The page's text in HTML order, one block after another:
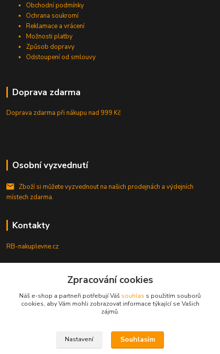
Obchodní podmínky
Ochrana soukromí
Reklamace a vrácení
Možnosti platby
Způsob dopravy
Odstoupení od smlouvy
Doprava zdarma
Doprava zdarma při nákupunad 999 Kč
Osobní vyzvednutí
Zboží si můžete vyzvednout na našich prodejnách a výdejních
místech zdarma.
Kontakty
RB-nakuplevne.cz
+420 222722421
info@rb-nakuplevne.cz
Zpracování cookies
Náš e-shop a partneři potřebují Váš souhlas s použitím souborů
cookies, aby Vám mohli zobrazovat informace týkající se Vašich
zájmů.
Nastavení Souhlasím